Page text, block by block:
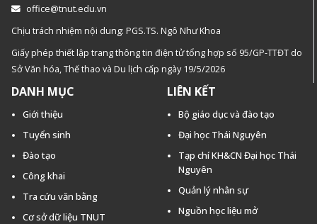
office@tnut.edu.vn
Chịu trách nhiệm nội dung: PGS.TS. Ngô Như Khoa
Giấy phép thiết lập trang thông tin điện tử tổng hợp số 95/GP-TTĐT do
Sở Văn hóa, Thế thao và Du lịch cấp ngày 19/5/2026
DANH MỤC
Giới thiệu
Tuyển sinh
Đào tạo
Công khai
Tra cứu văn bằng
Cơ sở dữ liệu TNUT
LIÊN KẾT
Bộ giáo dục và đào tạo
Đại học Thái Nguyên
Tạp chí KH&CN Đại học Thái
Nguyên
Quản lý nhân sự
Nguồn học liệu mở